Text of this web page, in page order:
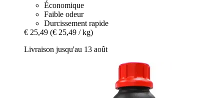
Économique
Faible odeur
Durcissement rapide
€ 25,49 (€ 25,49 / kg)
Livraison jusqu'au 13 août